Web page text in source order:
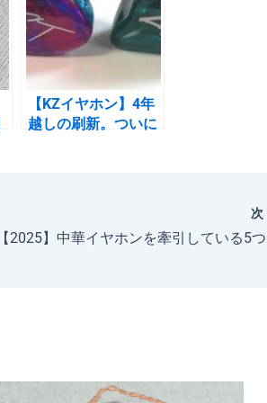
【KZイヤホン】4年
越しの刷新。ついに
次